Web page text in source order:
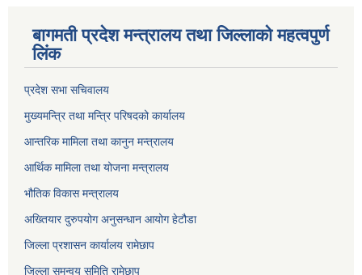
बागमती प्रदेश मन्त्रालय तथा जिल्लाको महत्वपुर्ण
लिंक
प्रदेश सभा सचिवालय
मुख्यमन्त्रि तथा मन्त्रि परिषदको कार्यालय
आन्तरिक मामिला तथा कानुन मन्त्रालय
आर्थिक मामिला तथा योजना मन्त्रालय
भौतिक विकास मन्त्रालय
अख्तियार दुरुपयोग अनुसन्धान आयोग हेटौडा
जिल्ला प्रशासन कार्यालय रामेछाप
जिल्ला समन्वय समिति रामेछाप